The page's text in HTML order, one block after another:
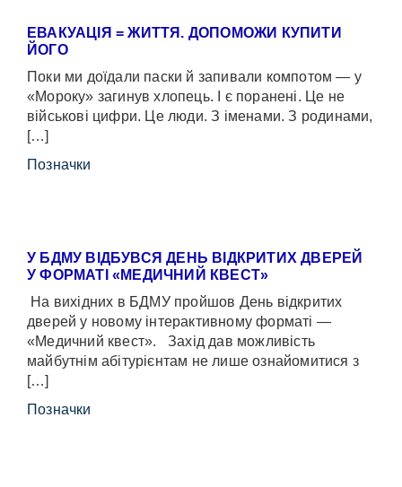
ЕВАКУАЦІЯ = ЖИТТЯ. ДОПОМОЖИ КУПИТИ
ЙОГО
Поки ми доїдали паски й запивали компотом — у
«Мороку» загинув хлопець. І є поранені. Це не
військові цифри. Це люди. З іменами. З родинами,
[…]
Позначки
У БДМУ ВІДБУВСЯ ДЕНЬ ВІДКРИТИХ ДВЕРЕЙ
У ФОРМАТІ «МЕДИЧНИЙ КВЕСТ»
На вихідних в БДМУ пройшов День відкритих
дверей у новому інтерактивному форматі —
«Медичний квест». Захід дав можливість
майбутнім абітурієнтам не лише ознайомитися з
[…]
Позначки